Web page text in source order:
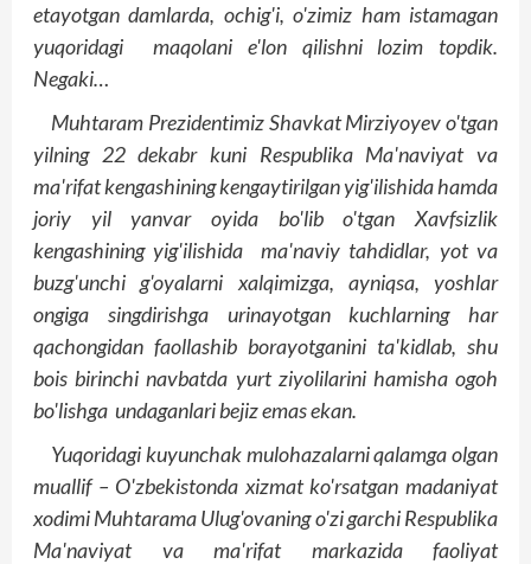
etayotgan damlarda, ochig'i, o'zimiz ham istamagan
yuqoridagi maqolani e'lon qilishni lozim topdik.
Negaki…
Muhtaram Prezidentimiz Shavkat Mirziyoyev o'tgan
yilning 22 dekabr kuni Respublika Ma'naviyat va
ma'rifat kengashining kengaytirilgan yig'ilishida hamda
joriy yil yanvar oyi­­da bo'lib o'tgan Xavfsizlik
kengashining yig'ilishida ma'naviy tahdidlar, yot va
buzg'unchi g'oyalarni xalqimizga, ayniqsa, yoshlar
ongiga singdirishga urinayotgan kuchlarning har
qachongidan faollashib borayotganini ta'kidlab, shu
bois birinchi nav­batda yurt ziyolilarini hamisha ogoh
bo'lishga undaganlari bejiz emas ekan.
Yuqoridagi kuyunchak mulohazalarni qalamga olgan
muallif – O'zbekistonda xizmat ko'rsatgan madaniyat
xodimi Muhtarama Ulug'ovaning o'zi garchi Respublika
Ma'naviyat va ma'rifat markazida faoliyat